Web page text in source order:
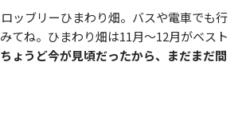
ッブリーひまわり畑。バスや電車でも行
てね。ひまわり畑は11月〜12月がベスト
ょうど今が見頃だったから、まだまだ間